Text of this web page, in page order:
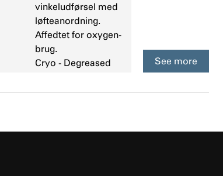
vinkeludførsel med
løfteanordning.
Affedtet for oxygen-
brug.
Cryo - Degreased
See more